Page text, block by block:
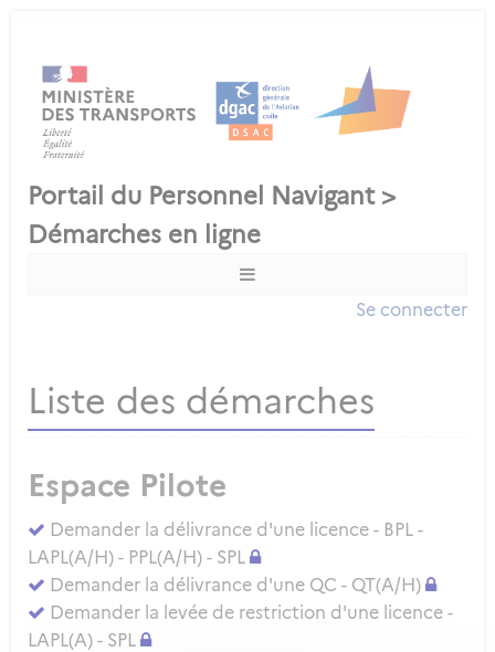
Se connecter
Liste des démarches
Espace Pilote
Demander la délivrance d'une licence - BPL -
LAPL(A/H) - PPL(A/H) - SPL
Demander la délivrance d'une QC - QT(A/H)
Demander la levée de restriction d'une licence -
LAPL(A) - SPL